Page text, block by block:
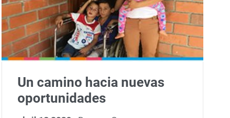
Un camino hacia nuevas
oportunidades